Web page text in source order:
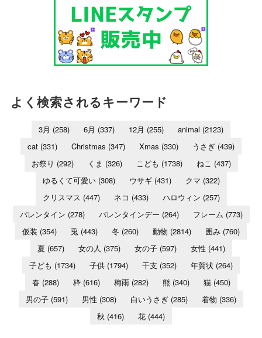
よく検索されるキーワード
3月 (258) 6月 (337) 12月 (255) animal (2123)
cat (331) Christmas (347) Xmas (330) うさぎ (439)
お祭り (292) くま (326) こども (1738) ねこ (437)
ゆるくて可愛い(308) ウサギ(431) クマ (322)
クリスマス (447) ネコ (433) ハロウィン (257)
バレンタイン (278) バレンタインデー (264) フレーム (773)
仮装 (354) 兎 (443) 冬 (260) 動物 (2814) 囲み (760)
夏 (657) 女の人 (375) 女の子(597) 女性 (441)
子ども (1734) 子供 (1794) 干支 (352) 年賀状 (264)
春(288) 枠(616) 梅雨(282) 熊 (340) 猫(450)
男の子 (591) 男性 (308) 白いうさぎ (285) 着物 (336)
秋 (416) 花 (444)